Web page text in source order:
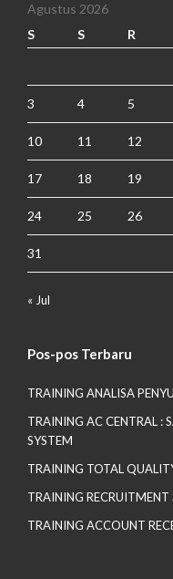
Agustus 2026
S
S R
3 4 5
10 11 12
17 18 19
24 25 26
31
« Jul
Pos-pos Terbaru
TRAINING ANALISA
TRAINING AC CENTRAL :
SYSTEM
TRAINING TOTAL
TRAINING RECRUITMENT
TRAINING ACCOUNT